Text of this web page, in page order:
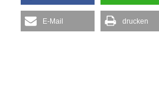
E-Mail drucken